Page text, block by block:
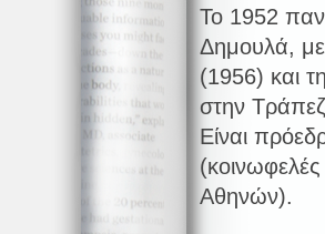
Το 1952
Δημουλά, με
(1956) και
στην
Είναι
Αθηνών).